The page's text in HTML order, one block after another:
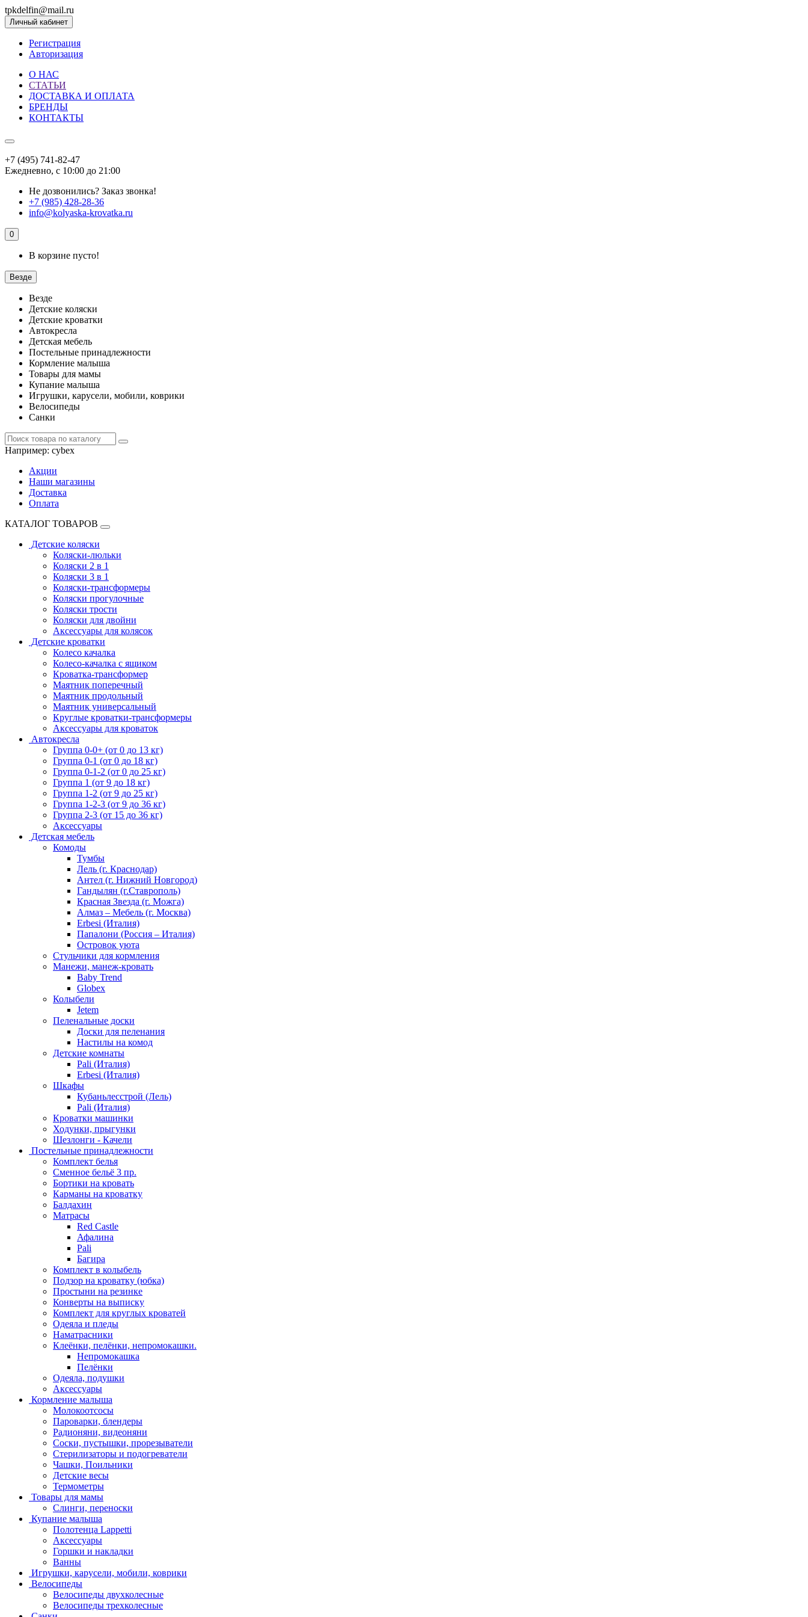
tpkdelfin@mail.ru
Личный кабинет
Регистрация
Авторизация
О НАС
СТАТЬИ
ДОСТАВКА И ОПЛАТА
БРЕНДЫ
КОНТАКТЫ
+7 (495) 741-82-47
Ежедневно, с 10:00 до 21:00
Не дозвонились? Заказ звонка!
+7 (985) 428-28-36
info@kolyaska-krovatka.ru
0
В корзине пусто!
Везде
Везде
Детские коляски
Детские кроватки
Автокресла
Детская мебель
Постельные принадлежности
Кормление малыша
Товары для мамы
Купание малыша
Игрушки, карусели, мобили, коврики
Велосипеды
Санки
Например: cybex
Акции
Наши магазины
Доставка
Оплата
КАТАЛОГ ТОВАРОВ
Детские коляски
Коляски-люльки
Коляски 2 в 1
Коляски 3 в 1
Коляски-трансформеры
Коляски прогулочные
Коляски трости
Коляски для двойни
Аксессуары для колясок
Детские кроватки
Колесо качалка
Колесо-качалка с ящиком
Кроватка-трансформер
Маятник поперечный
Маятник продольный
Маятник универсальный
Круглые кроватки-трансформеры
Аксессуары для кроваток
Автокресла
Группа 0-0+ (от 0 до 13 кг)
Группа 0-1 (от 0 до 18 кг)
Группа 0-1-2 (от 0 до 25 кг)
Группа 1 (от 9 до 18 кг)
Группа 1-2 (от 9 до 25 кг)
Группа 1-2-3 (от 9 до 36 кг)
Группа 2-3 (от 15 до 36 кг)
Аксессуары
Детская мебель
Комоды
Тумбы
Лель (г. Краснодар)
Антел (г. Нижний Новгород)
Гандылян (г.Ставрополь)
Красная Звезда (г. Можга)
Алмаз – Мебель (г. Москва)
Erbesi (Италия)
Папалони (Россия – Италия)
Островок уюта
Стульчики для кормления
Манежи, манеж-кровать
Baby Trend
Globex
Колыбели
Jetem
Пеленальные доски
Доски для пеленания
Настилы на комод
Детские комнаты
Pali (Италия)
Erbesi (Италия)
Шкафы
Кубаньлесстрой (Лель)
Pali (Италия)
Кроватки машинки
Ходунки, прыгунки
Шезлонги - Качели
Постельные принадлежности
Комплект белья
Сменное бельё 3 пр.
Бортики на кровать
Карманы на кроватку
Балдахин
Матрасы
Red Castle
Афалина
Pali
Багира
Комплект в колыбель
Подзор на кроватку (юбка)
Простыни на резинке
Конверты на выписку
Комплект для круглых кроватей
Одеяла и пледы
Наматрасники
Клеёнки, пелёнки, непромокашки.
Непромокашка
Пелёнки
Одеяла, подушки
Аксессуары
Кормление малыша
Молокоотсосы
Пароварки, блендеры
Радионяни, видеоняни
Соски, пустышки, прорезыватели
Стерилизаторы и подогреватели
Чашки, Поильники
Детские весы
Термометры
Товары для мамы
Слинги, переноски
Купание малыша
Полотенца Lappetti
Аксессуары
Горшки и накладки
Ванны
Игрушки, карусели, мобили, коврики
Велосипеды
Велосипеды двухколесные
Велосипеды трехколесные